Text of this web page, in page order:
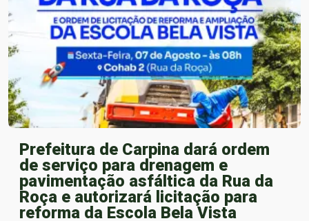
Prefeitura de Carpina dará ordem
de serviço para drenagem e
pavimentação asfáltica da Rua da
Roça e autorizará licitação para
reforma da Escola Bela Vista